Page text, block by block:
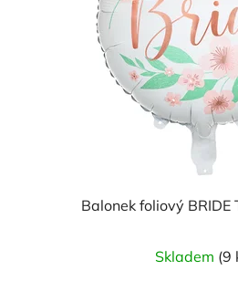
Balonek foliový BRIDE
Skladem (9